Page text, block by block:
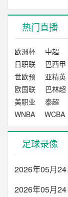
热门直播
欧洲杯 中超
日职联
巴西甲
世欧预
亚精英
欧国联
巴林超
美职业
泰超
WNBA
WCBA
足球录像